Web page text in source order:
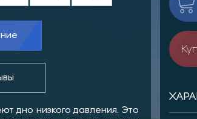
дно низкого давления. Это